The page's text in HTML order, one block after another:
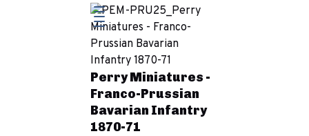
Perry Miniatures -
Franco-Prussian
Bavarian Infantry
1870-71